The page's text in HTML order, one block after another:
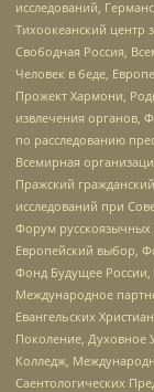
исследований,
Тихоокеанский
Свободная Россия,
Человек в беде,
Прожект Хармони,
извлечения органов,
по расследованию
Всемирная
Пражский
исследований при
Форум русскоязычных
Европейский выбор,
Фонд Будущее
Международное
Евангельских
Поколение, Духовное
Колледж,
Саентологических